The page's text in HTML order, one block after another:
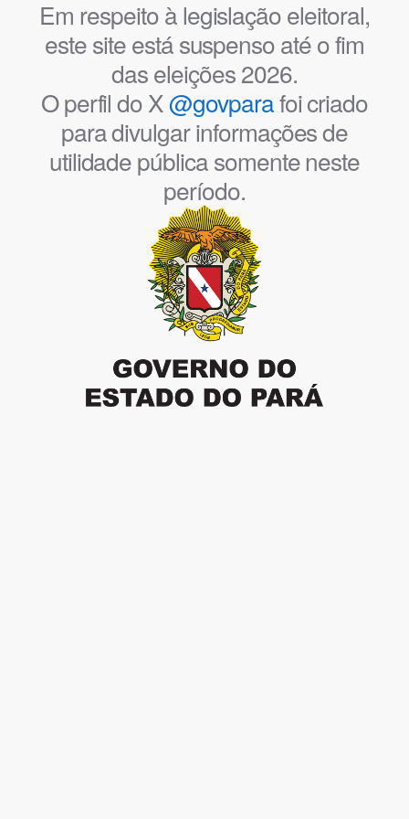
Em respeito à legislação eleitoral,
este site está suspenso até o fim
das eleições 2026.
O perfil do X@govparafoi criado
para divulgar informações de
utilidade pública somente neste
período.